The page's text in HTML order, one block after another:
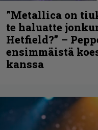
”Metallica on
te haluatte
Hetfield?” –
ensimmäistä
kanssa